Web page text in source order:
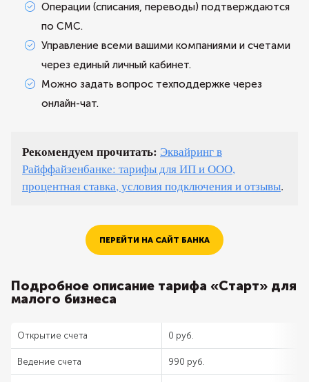
Операции (списания, переводы) подтверждаются
по СМС.
Управление всеми вашими компаниями и счетами
через единый личный кабинет.
Можно задать вопрос техподдержке через
онлайн-чат.
Рекомендуем прочитать: Эквайринг в
Райффайзенбанке: тарифы для ИП и ООО,
процентная ставка, условия подключения и отзывы.
ПЕРЕЙТИ НА САЙТ БАНКА
Подробное описание тарифа «Старт» для
малого бизнеса
Открытие счета 0 руб.
Ведение счета 990 руб.